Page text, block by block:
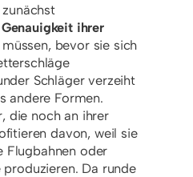
ihrer
bevor sie sich
Schläger verzeiht
andere Formen.
die noch an ihrer
davon, weil sie
Flugbahnen oder
Da runde